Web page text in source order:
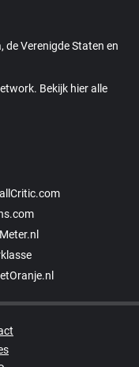
de Verenigde Staten en
Bekijk hier alle